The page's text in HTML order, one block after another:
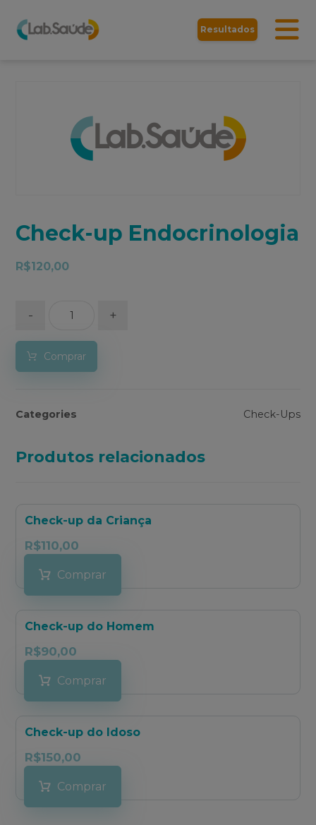
Resultados
Check-up Endocrinologia
R$120,00
- +
Comprar
Categories Check-Ups
Produtos relacionados
Check-up da Criança
R$110,00
Comprar
Check-up do Homem
R$90,00
Comprar
Check-up do Idoso
R$150,00
Comprar